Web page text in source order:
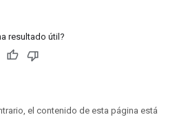
resultado útil?
el contenido de esta página está